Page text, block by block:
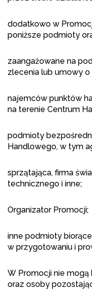
dodatkowo w
poniższe podmioty
zaangażowane na
zlecenia lub umowy o
najemców punktów
na terenie Centrum
podmioty
Handlowego, w tym
sprzątająca, firma
technicznego i inne;
Organizator Promocji;
inne podmioty
w przygotowaniu i
W Promocji nie mogą
oraz osoby